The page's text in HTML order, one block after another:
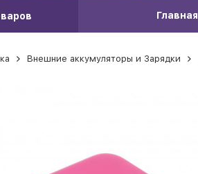
Главная
Внешние аккумуляторы и Зарядки